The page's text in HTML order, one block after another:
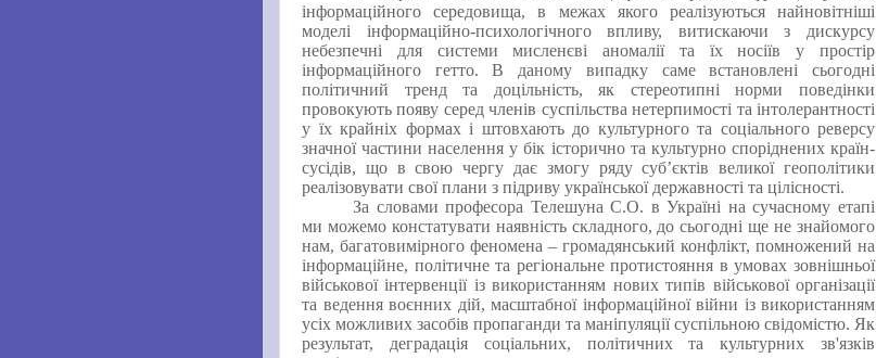
інформаційного середовища, в межах якого реалізуються найновітніші
моделі інформаційно-психологічного впливу, витискаючи з дискурсу
небезпечні для системи мисленєві аномалії та їх носіїв у простір
інформаційного гетто. В даному випадку саме встановлені сьогодні
політичний тренд та доцільність, як стереотипні норми поведінки
провокують появу серед членів суспільства нетерпимості та інтолерантності
у їх крайніх формах і штовхають до культурного та соціального реверсу
значної частини населення у бік історично та культурно споріднених країн-
сусідів, що в свою чергу дає змогу ряду суб’єктів великої геополітики
реалізовувати свої плани з підриву української державності та цілісності.
За словами професора Телешуна С.О. в Україні на сучасному етапі
ми можемо констатувати наявність складного, до сьогодні ще не знайомого
нам, багатовимірного феномена – громадянський конфлікт, помножений на
інформаційне, політичне та регіональне протистояння в умовах зовнішньої
військової інтервенції із використанням нових типів військової організації
та ведення воєнних дій, масштабної інформаційної війни із використанням
усіх можливих засобів пропаганди та маніпуляції суспільною свідомістю. Як
результат, деградація соціальних, політичних та культурних зв'язків